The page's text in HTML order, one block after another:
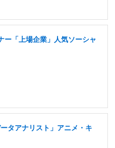
ー「上場企業」人気ソーシャ
タアナリスト」アニメ・キ